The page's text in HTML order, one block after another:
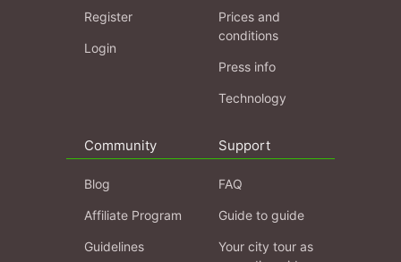
Register
Login
Prices and
conditions
Press info
Technology
Community
Blog
Affiliate Program
Guidelines
Support
FAQ
Guide to guide
Your city tour as